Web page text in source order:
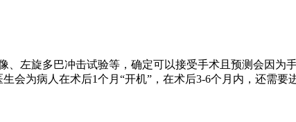
左旋多巴冲击试验等，确定可以接受手术且预测会因为
为病人在术后1个月“开机”，在术后3-6个月内，还需要